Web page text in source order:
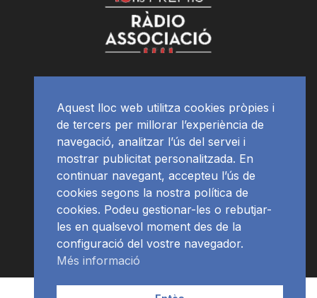
APP Programació
Aquest lloc web utilitza cookies pròpies i
de tercers per millorar l’experiència de
navegació, analitzar l’ús del servei i
mostrar publicitat personalitzada. En
continuar navegant, accepteu l’ús de
cookies segons la nostra política de
cookies. Podeu gestionar-les o rebutjar-
les en qualsevol moment des de la
configuració del vostre navegador.
Més informació